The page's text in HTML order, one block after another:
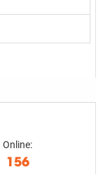
Online:
156